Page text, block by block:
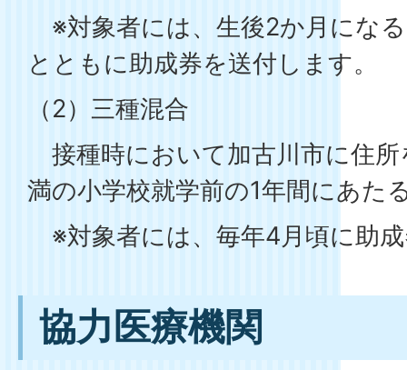
※対象者には、生後2か月にな
とともに助成券を送付します。
（2）三種混合
接種時において加古川市に住
満の小学校就学前の1年間にあた
※対象者には、毎年4月頃に助
協力医療機関